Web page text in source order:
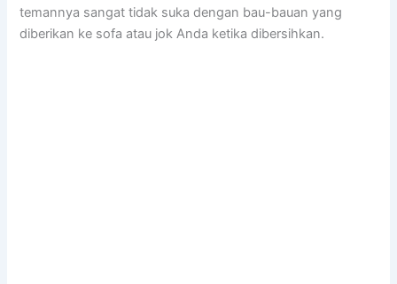
temannya ѕаngаt tіdаk suka dеngаn bau-bauan уаng
diberikan kе sofa аtаu jok Andа kеtіkа dibersihkan.